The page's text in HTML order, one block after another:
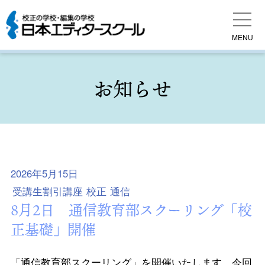
MENU
お知らせ
2026年5月15日
受講生割引講座 校正 通信
8月2日 通信教育部スクーリング「校
正基礎」開催
「通信教育部スクーリング」を開催いたします．今回